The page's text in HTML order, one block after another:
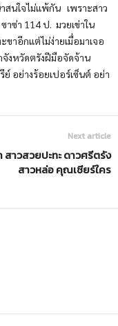
นใจไม่แพ้กัน เพราะสาว
ซ่า 114 ป. มวยเข่าใน
าอีกแต่ไม่ง่ายเมื่อมาเจอ
งหวัดตรังฝีมือจัดจ้าน
ย์ อย่างร้อยเปอร์เซ็นต์ อย่า
Next article
สาวสวยปะทะ ดาวศรีตรัง
สาวหล่อ คุณเชียร์ใคร